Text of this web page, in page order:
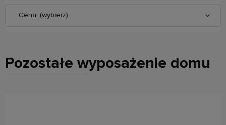
Cena: (wybierz)
Pozostałe wyposażenie domu